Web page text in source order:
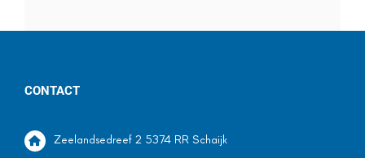
CONTACT
Zeelandsedreef 2 5374 RR Schaijk